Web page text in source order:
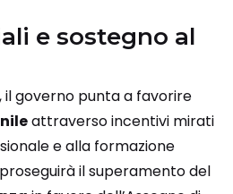
e sostegno al
il governo punta a favorire
attraverso incentivi mirati
e alla formazione
il superamento del